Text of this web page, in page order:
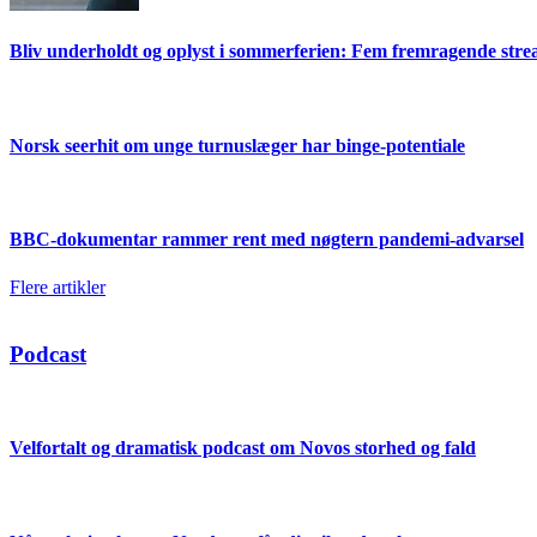
Bliv underholdt og oplyst i sommerferien: Fem fremragende
Norsk seerhit om unge turnuslæger har binge-potentiale
BBC-dokumentar rammer rent med nøgtern pandemi-advarsel
Flere artikler
Podcast
Velfortalt og dramatisk podcast om Novos storhed og fald